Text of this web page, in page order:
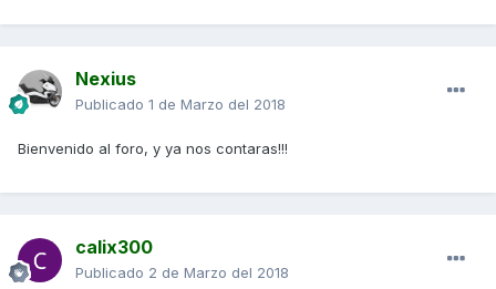
Nexius
Publicado 1 de Marzo del 2018
Bienvenido al foro, y ya nos contaras!!!
calix300
Publicado 2 de Marzo del 2018